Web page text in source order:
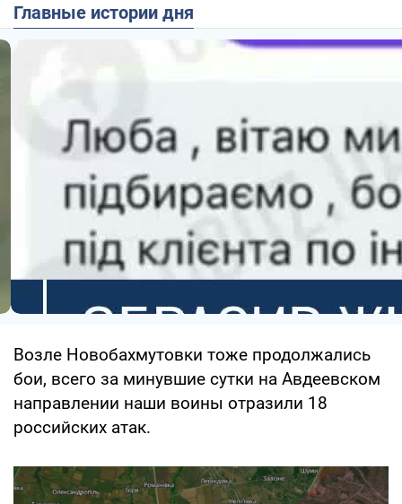
Главные истории дня
Возле Новобахмутовки тоже продолжались
бои, всего за минувшие сутки на Авдеевском
направлении наши воины отразили 18
российских атак.